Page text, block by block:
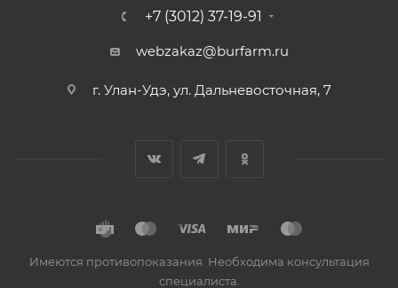
+7 (3012) 37-19-91
webzakaz@burfarm.ru
г. Улан-Удэ, ул. Дальневосточная, 7
Имеются противопоказания. Необходима консультация
специалиста.